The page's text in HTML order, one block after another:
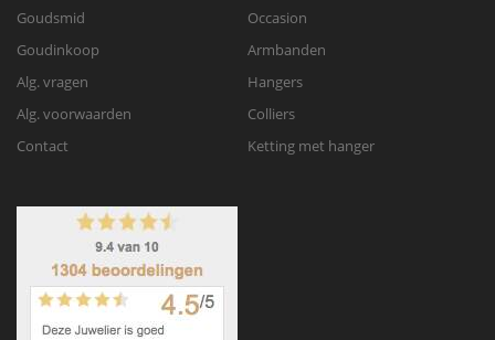
Goudsmid
Goudinkoop
Alg. vragen
Alg. voorwaarden
Contact
Occasion
Armbanden
Hangers
Colliers
Ketting met hanger